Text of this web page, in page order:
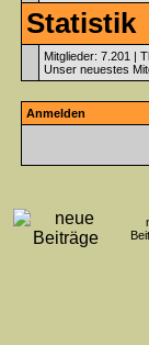
Statistik
Mitglieder: 7.201 |
Unser neuestes
Anmelden